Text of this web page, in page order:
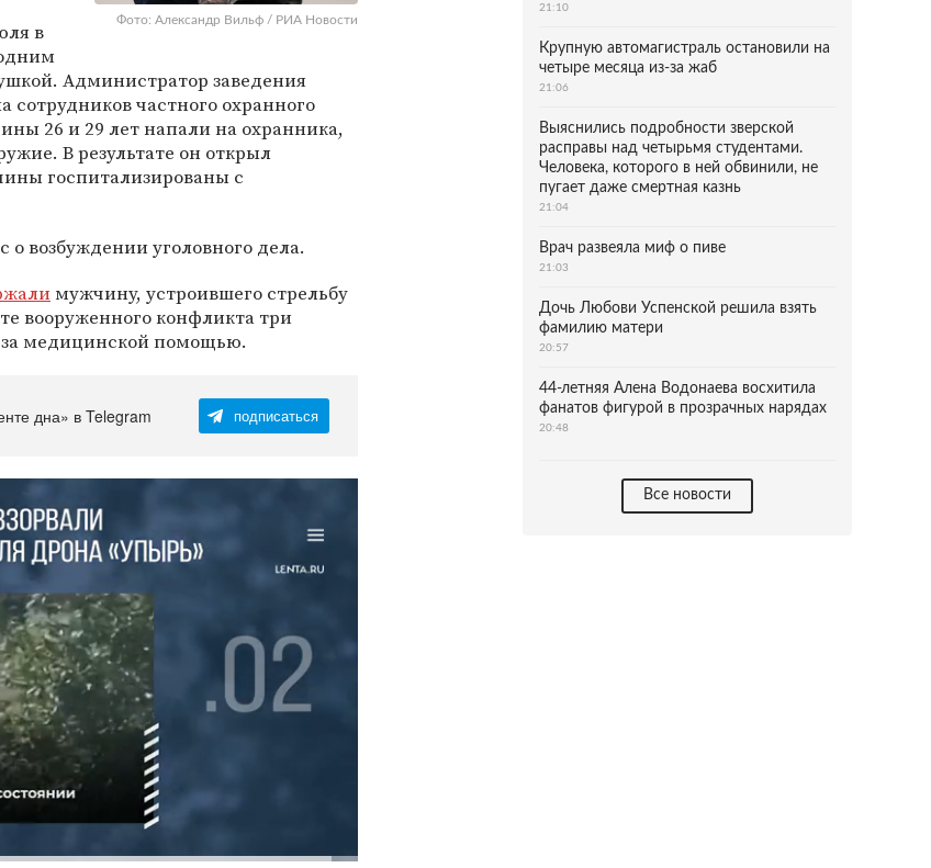
Фото: Александр Вильф / РИА Новости
в
Администратор заведения
частного охранного
26 и 29 лет напали на охранника,
В результате он открыл
госпитализированы с
возбуждении уголовного дела.
мужчину, устроившего стрельбу
вооруженного конфликта три
за медицинской помощью.
дна» в Telegram подписаться
21:10
Крупную автомагистраль остановили на
четыре месяца из-за жаб
21:06
Выяснились подробности зверской
расправы над четырьмя студентами.
Человека, которого в ней обвинили, не
пугает даже смертная казнь
21:04
Врач развеяла миф о пиве
21:03
Дочь Любови Успенской решила взять
фамилию матери
20:57
44-летняя Алена Водонаева восхитила
фанатов фигурой в прозрачных нарядах
20:48
Все новости